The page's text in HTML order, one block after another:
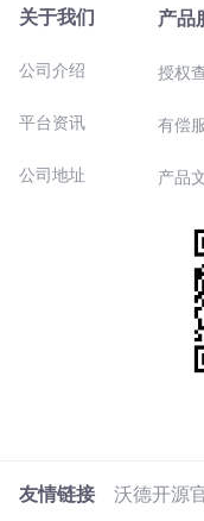
关于我们
公司介绍
平台资讯
公司地址
产品
授权
有偿
产品
友情链接 沃德开源